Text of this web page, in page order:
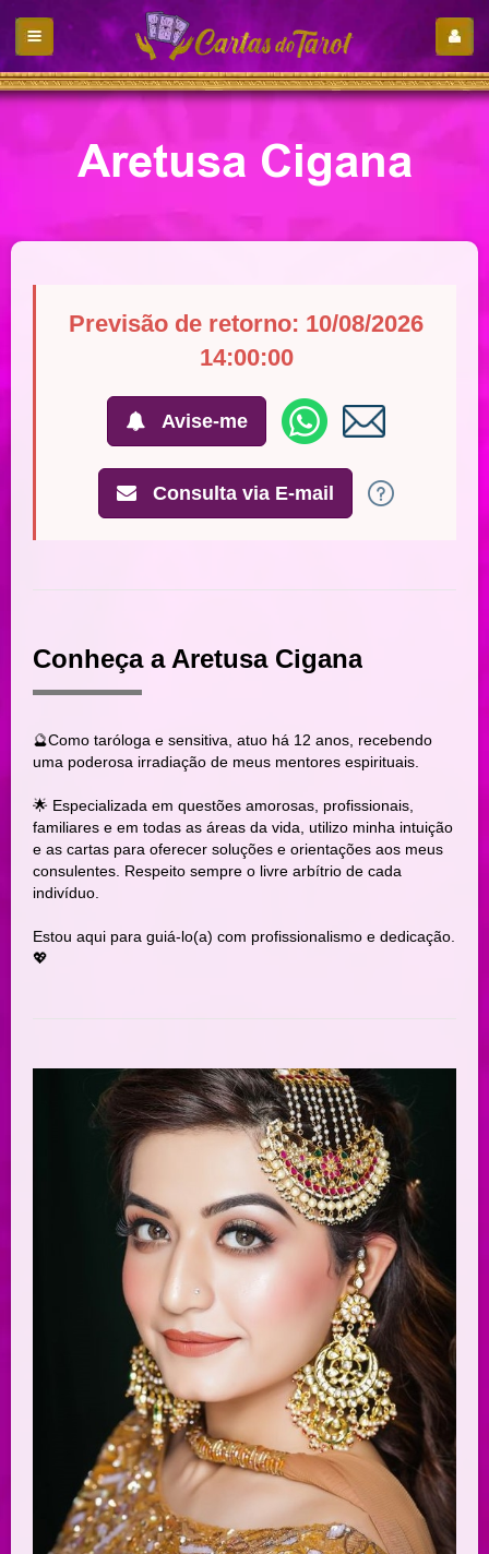
Aretusa Cigana
Previsão de retorno: 10/08/2026
14:00:00
Avise-me
Consulta via E-mail
Conheça a Aretusa Cigana
🔮Como taróloga e sensitiva, atuo há 12 anos, recebendo
uma poderosa irradiação de meus mentores espirituais.
🌟 Especializada em questões amorosas, profissionais,
familiares e em todas as áreas da vida, utilizo minha intuição
e as cartas para oferecer soluções e orientações aos meus
consulentes. Respeito sempre o livre arbítrio de cada
indivíduo.
Estou aqui para guiá-lo(a) com profissionalismo e dedicação.
💖